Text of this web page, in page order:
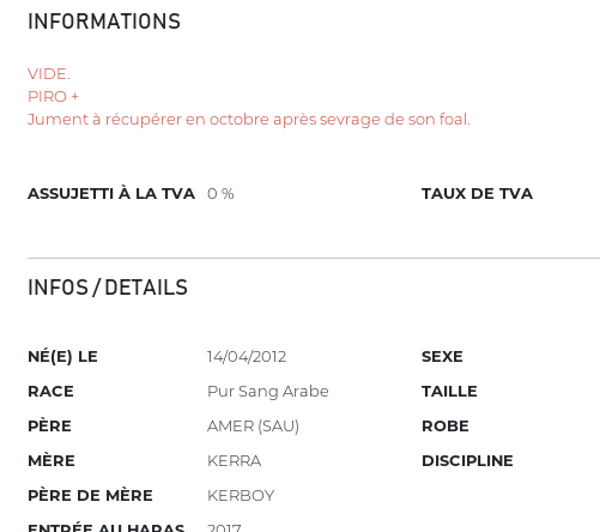
INFORMATIONS
VIDE.
PIRO +
Jument à récupérer en octobre après sevrage de son foal.
ASSUJETTI À LA TVA 0 % TAUX DE TVA
INFOS / DETAILS
NÉ(E) LE
14/04/2012
RACE
Pur Sang Arabe
PÈRE
AMER (SAU)
MÈRE
KERRA
PÈRE DE MÈRE
KERBOY
SEXE
TAILLE
ROBE
DISCIPLINE